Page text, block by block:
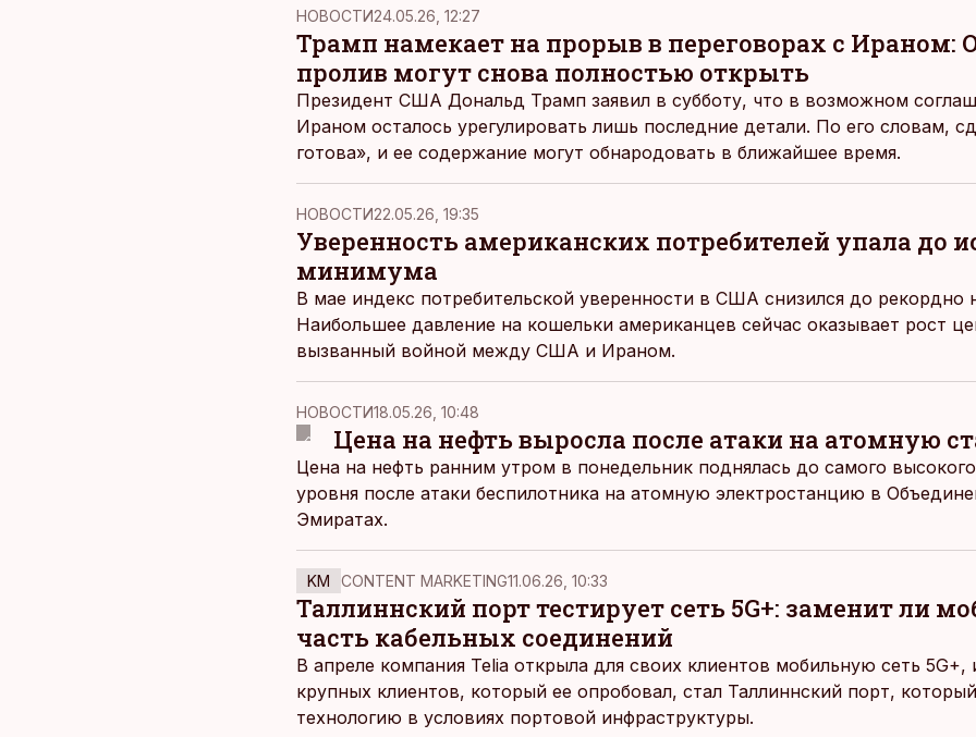
НОВОСТИ24.05.26, 12:27
Трамп намекает на прорыв в переговорах с Ираном:
пролив могут снова полностью открыть
Президент США Дональд Трамп заявил в субботу, что в возможном
Ираном осталось урегулировать лишь последние детали. По его словам,
готова», и ее содержание могут обнародовать в ближайшее время.
НОВОСТИ22.05.26, 19:35
Уверенность американских потребителей упала до
минимума
В мае индекс потребительской уверенности в США снизился до рекордно
Наибольшее давление на кошельки американцев сейчас оказывает рост
вызванный войной между США и Ираном.
НОВОСТИ18.05.26, 10:48
Цена на нефть выросла после атаки на атомную
Цена на нефть ранним утром в понедельник поднялась до самого
уровня после атаки беспилотника на атомную электростанцию в
Эмиратах.
KM CONTENT MARKETING11.06.26, 10:33
Таллиннский порт тестирует сеть 5G+: заменит ли
часть кабельных соединений
В апреле компания Telia открыла для своих клиентов мобильную сеть
крупных клиентов, который ее опробовал, стал Таллиннский порт,
технологию в условиях портовой инфраструктуры.